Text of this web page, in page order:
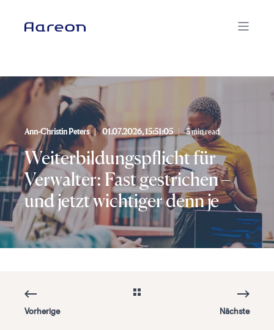
Ann-Christin Peters 01.07.2026, 15:51:05 3 min read
Weiterbildungspflicht für
Verwalter: Fast gestrichen –
und jetzt wichtiger denn je
Vorherige Nächste